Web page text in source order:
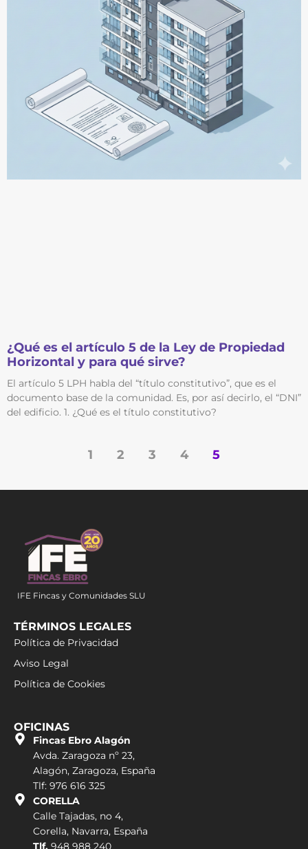
¿Qué es el artículo 5 de la Ley de Propiedad
Horizontal y para qué sirve?
El artículo 5 LPH habla del “título constitutivo”, que es el
documento base de la comunidad. Es, por así decirlo, el “DNI”
del edificio. 1. ¿Qué es el título constitutivo?
1 2 3 4 5
IFE Fincas y Comunidades SLU
TÉRMINOS LEGALES
Política de Privacidad
Aviso Legal
Política de Cookies
OFICINAS
Fincas Ebro Alagón
Avda. Zaragoza nº 23,
Alagón, Zaragoza, España
Tlf: 976 616 325
CORELLA
Calle Tajadas, no 4,
Corella, Navarra, España
Tlf. 948 988 240